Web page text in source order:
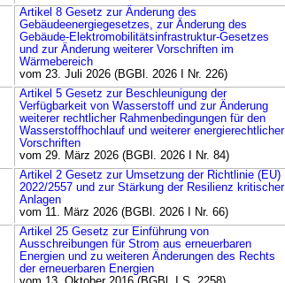
Artikel 8 Gesetz zur Änderung des
Gebäudeenergiegesetzes, zur Änderung des
Gebäude-Elektromobilitätsinfrastruktur-Gesetzes
und zur Änderung weiterer Vorschriften im
Wärmebereich
vom 23. Juli 2026 (BGBl. 2026 I Nr. 226)
Artikel 5 Gesetz zur Beschleunigung der
Verfügbarkeit von Wasserstoff und zur Änderung
weiterer rechtlicher Rahmenbedingungen für den
Wasserstoffhochlauf und weiterer energierechtlicher
Vorschriften
vom 29. März 2026 (BGBl. 2026 I Nr. 84)
Artikel 2 Gesetz zur Umsetzung der Richtlinie (EU)
2022/2557 und zur Stärkung der Resilienz kritischer
Anlagen
vom 11. März 2026 (BGBl. 2026 I Nr. 66)
Artikel 25 Gesetz zur Einführung von
Ausschreibungen für Strom aus erneuerbaren
Energien und zu weiteren Änderungen des Rechts
der erneuerbaren Energien